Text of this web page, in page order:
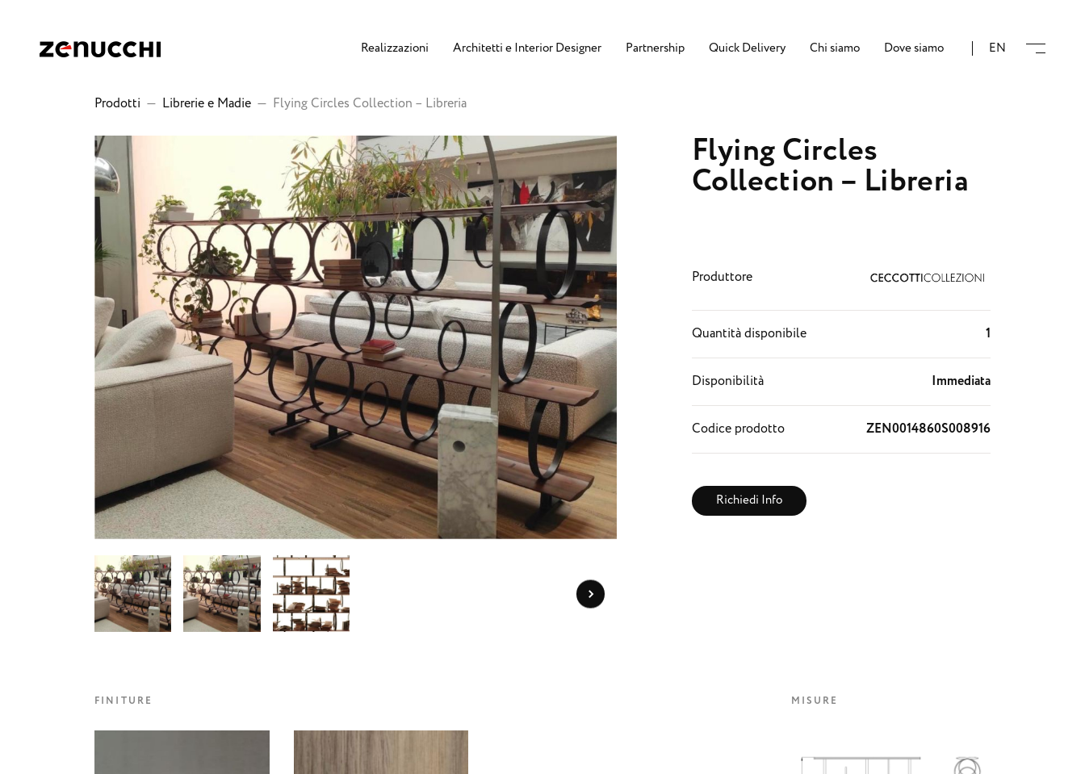
Realizzazioni Architetti e Interior Designer Partnership Quick Delivery Chi siamo Dove siamo EN
Prodotti — Librerie e Madie — Flying Circles Collection – Libreria
Flying Circles
Collection – Libreria
Produttore
Quantità disponibile 1
Disponibilità Immediata
Codice prodotto ZEN0014860S008916
Richiedi Info
FINITURE MISURE